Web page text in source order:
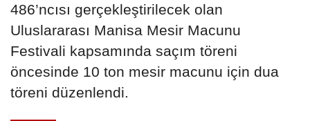
486’ncısı gerçekleştirilecek olan
Uluslararası Manisa Mesir Macunu
Festivali kapsamında saçım töreni
öncesinde 10 ton mesir macunu için dua
töreni düzenlendi.